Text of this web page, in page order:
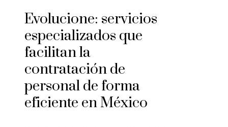
Evolucione: servicios
especializados que
facilitan la
contratación de
personal de forma
eficiente en México